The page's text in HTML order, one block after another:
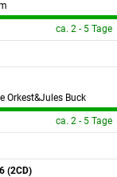
ca. 2 - 5 Tage
Orkest&Jules Buck
ca. 2 - 5 Tage
(2CD)